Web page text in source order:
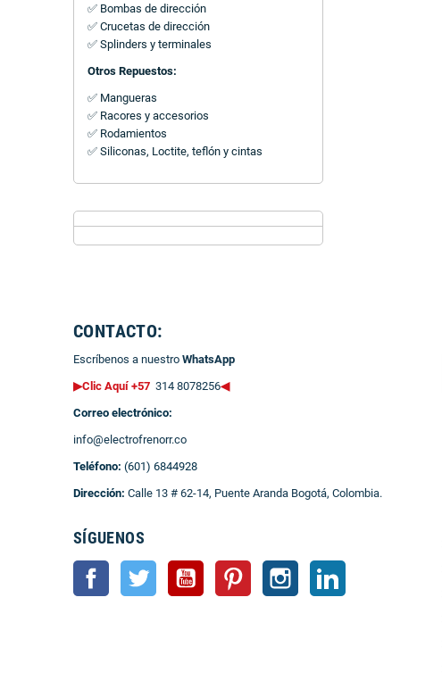
✅ Bombas de dirección
✅ Crucetas de dirección
✅ Splinders y terminales
Otros Repuestos:
✅ Mangueras
✅ Racores y accesorios
✅ Rodamientos
✅ Siliconas, Loctite, teflón y cintas
CONTACTO:
Escríbenos a nuestro WhatsApp
▶Clic Aquí +57 314 8078256◀
Correo electrónico:
info@electrofrenorr.co
Teléfono: (601) 6844928
Dirección: Calle 13 # 62-14, Puente Aranda Bogotá, Colombia.
SÍGUENOS
Facebook Twitter YouTube Pinterest Instagram